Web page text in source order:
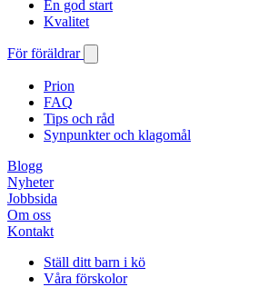
En god start
Kvalitet
För föräldrar
Prion
FAQ
Tips och råd
Synpunkter och klagomål
Blogg
Nyheter
Jobbsida
Om oss
Kontakt
Ställ ditt barn i kö
Våra förskolor